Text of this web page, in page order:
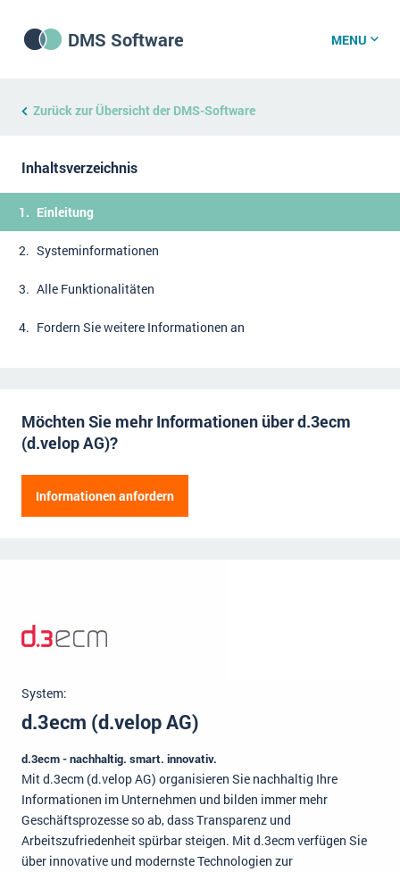
DMS Software
DMS Software
DMS Wissenszentrum
DMS News
Was ist DMS?
Offene Stellen bei CRM-Lieferanten
Impressum
Kontakt
MENU
Zurück zur Übersicht der DMS-Software
Inhaltsverzeichnis
Einleitung
Systeminformationen
Alle Funktionalitäten
Fordern Sie weitere Informationen an
Möchten Sie mehr Informationen über d.3ecm
(d.velop AG)?
Anmerkungen (fakultativ)
Informationen anfordern
System:
d.3ecm (d.velop AG)
d.3ecm - nachhaltig. smart. innovativ.
Mit d.3ecm (d.velop AG) organisieren Sie nachhaltig Ihre
Informationen im Unternehmen und bilden immer mehr
Geschäftsprozesse so ab, dass Transparenz und
Arbeitszufriedenheit spürbar steigen. Mit d.3ecm verfügen Sie
über innovative und modernste Technologien zur